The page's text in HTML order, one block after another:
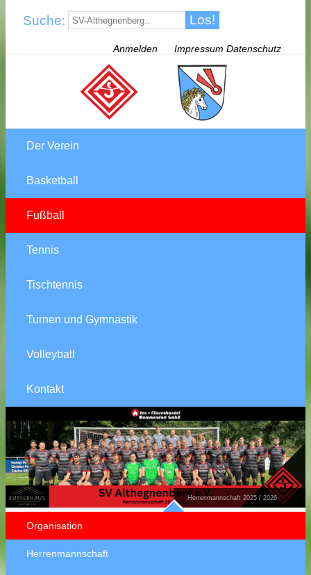
Suche:
Anmelden Impressum Datenschutz
Der Verein
Basketball
Fußball
Tennis
Tischtennis
Turnen und Gymnastik
Volleyball
Kontakt
Herrenmannschaft 2025 / 2026
Organisation
Herrenmannschaft